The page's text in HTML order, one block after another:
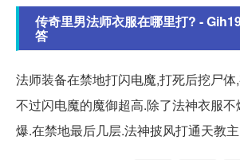
传奇里男法师衣服在哪里打? -
答
法师装备在禁地打闪电魔,打死后挖尸
不过闪电魔的魔御超高.除了法神衣服
爆.在禁地最后几层.法神披风打通天教主